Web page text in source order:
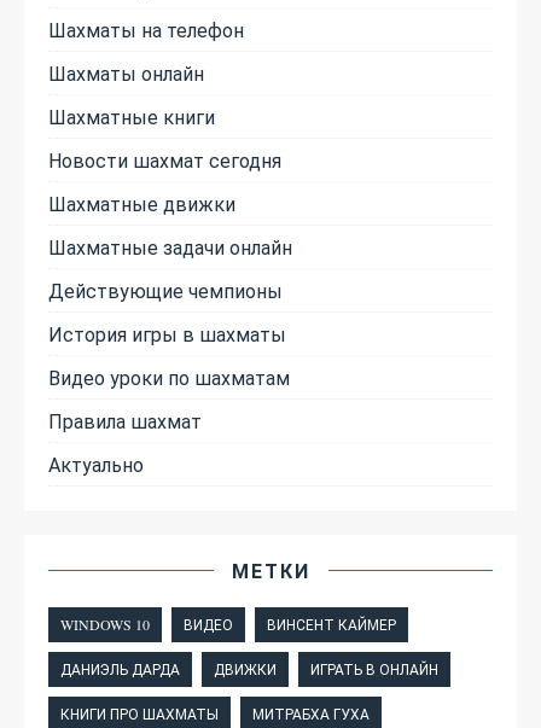
Шахматы на телефон
Шахматы онлайн
Шахматные книги
Новости шахмат сегодня
Шахматные движки
Шахматные задачи онлайн
Действующие чемпионы
История игры в шахматы
Видео уроки по шахматам
Правила шахмат
Актуально
МЕТКИ
WINDOWS 10 ВИДЕО ВИНСЕНТ КАЙМЕР
ДАНИЭЛЬ ДАРДА ДВИЖКИ ИГРАТЬ В ОНЛАЙН
КНИГИ ПРО ШАХМАТЫ МИТРАБХА ГУХА